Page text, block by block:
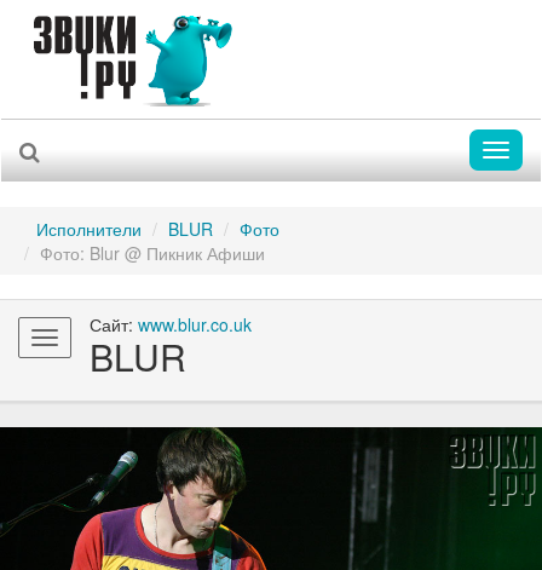
Исполнители BLUR
Фото
Фото: Blur @ Пикник Афиши
Toggle
navigation
Сайт: www.blur.co.uk
BLUR
Previous